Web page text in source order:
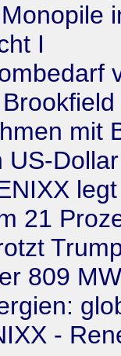
I
mit
US-Dollar
21
809 MW
-